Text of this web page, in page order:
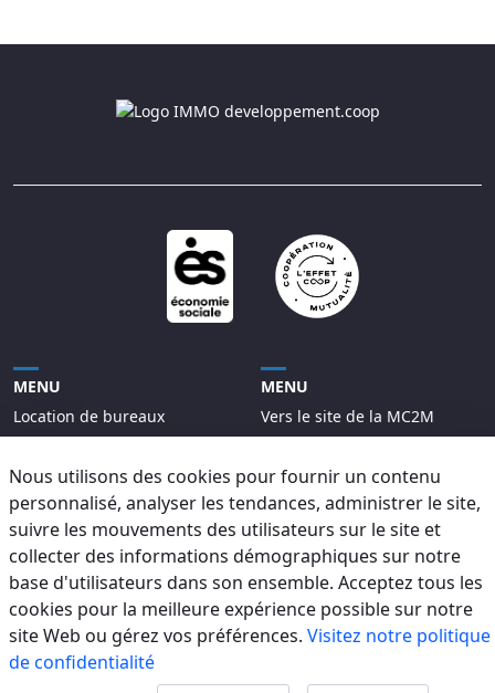
MENU
Location de bureaux
Projets
Contact
MENU
Vers le site de la MC2M
2025 Site web développé par
Nous utilisons des cookies pour fournir un contenu
personnalisé, analyser les tendances, administrer le site,
suivre les mouvements des utilisateurs sur le site et
collecter des informations démographiques sur notre
base d'utilisateurs dans son ensemble. Acceptez tous les
cookies pour la meilleure expérience possible sur notre
site Web ou gérez vos préférences. Visitez notre politique
de confidentialité